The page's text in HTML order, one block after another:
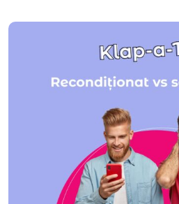
răsfățăm comunitatea, așa că
fii mereu informat când vine
Explorează website-ul nostru: